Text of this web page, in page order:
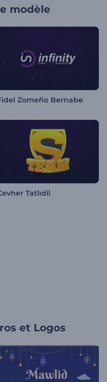
modèle
Zomeño Bernabe
Tatlıdil
et Logos